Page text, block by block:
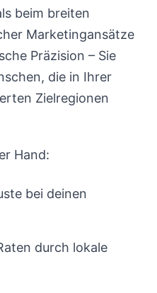
beim breiten
Marketingansätze
Präzision – Sie
die in Ihrer
Zielregionen
Hand:
bei deinen
durch lokale